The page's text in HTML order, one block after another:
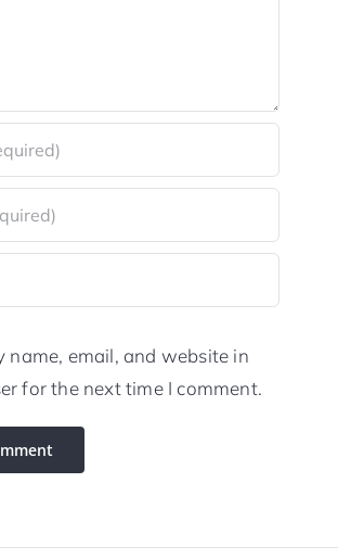
name, email, and website in
for the next time I comment.